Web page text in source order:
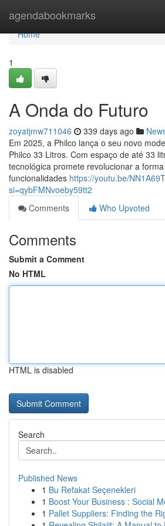
agendabookmarks
Home
Home
1
A Onda do Futuro
zoyatjmw711046 339 days ago
Em 2025, a Philco lança o seu novo
Philco 33 Litros. Com espaço de até 33
tecnológica promete revolucionar a
funcionalidades https://youtu.be/
si=qybFMNvoeby59tt2
Comments
Who Upvoted
Comments
Submit a Comment
No HTML
HTML is disabled
Search
Published News
1 Bu Refakat Seçenekleri
1 Boost Your Business : Social
1 Pallet Suppliers: Finding the